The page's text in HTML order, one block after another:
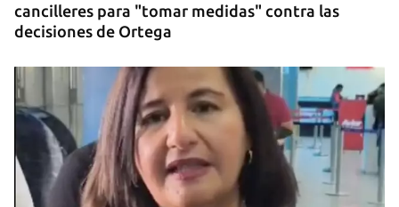
cancilleres para "tomar medidas" contra las
decisiones de Ortega